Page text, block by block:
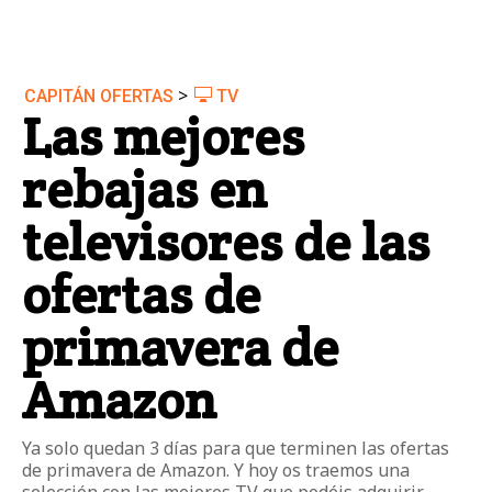
CAPITÁN OFERTAS > TV
Las mejores
rebajas en
televisores de las
ofertas de
primavera de
Amazon
Ya solo quedan 3 días para que terminen las ofertas
de primavera de Amazon. Y hoy os traemos una